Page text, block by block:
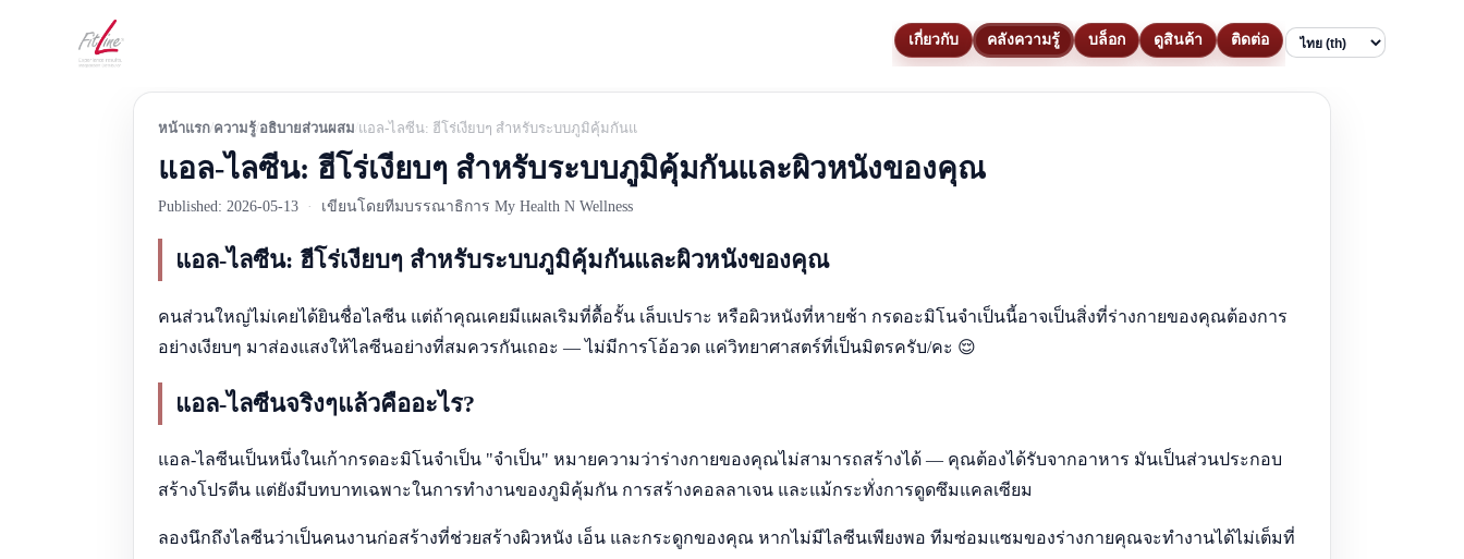
เกี่ยวกับ คลังความรู้ บล็อก ดูสินค้า
ติดต่อ
Language
หน้าแรก ความรู้ อธิบายส่วนผสม แอล-ไลซีน: ฮีโร่เงียบๆ สำหรับระบบภูมิคุ้มกันและผิวหนังของคุณ
แอล-ไลซีน: ฮีโร่เงียบๆ สำหรับระบบภูมิคุ้มกันและผิวหนังของคุณ
Published: 2026-05-13 · เขียนโดยทีมบรรณาธิการ My Health N Wellness
แอล-ไลซีน: ฮีโร่เงียบๆ สำหรับระบบภูมิคุ้มกันและผิวหนังของคุณ
คนส่วนใหญ่ไม่เคยได้ยินชื่อไลซีน แต่ถ้าคุณเคยมีแผลเริมที่ดื้อรั้น เล็บเปราะ หรือผิวหนังที่หายช้า กรดอะมิโนจำเป็นนี้อาจเป็นสิ่งที่ร่างกายของคุณต้องการ
อย่างเงียบๆ มาส่องแสงให้ไลซีนอย่างที่สมควรกันเถอะ — ไม่มีการโอ้อวด แค่วิทยาศาสตร์ที่เป็นมิตรครับ/คะ 😌
แอล-ไลซีนจริงๆแล้วคืออะไร?
แอล-ไลซีนเป็นหนึ่งในเก้ากรดอะมิโนจำเป็น "จำเป็น" หมายความว่าร่างกายของคุณไม่สามารถสร้างได้ — คุณต้องได้รับจากอาหาร มันเป็นส่วนประกอบ
สร้างโปรตีน แต่ยังมีบทบาทเฉพาะในการทำงานของภูมิคุ้มกัน การสร้างคอลลาเจน และแม้กระทั่งการดูดซึมแคลเซียม
ลองนึกถึงไลซีนว่าเป็นคนงานก่อสร้างที่ช่วยสร้างผิวหนัง เอ็น และกระดูกของคุณ หากไม่มีไลซีนเพียงพอ ทีมซ่อมแซมของร่างกายคุณจะทำงานได้ไม่เต็มที่